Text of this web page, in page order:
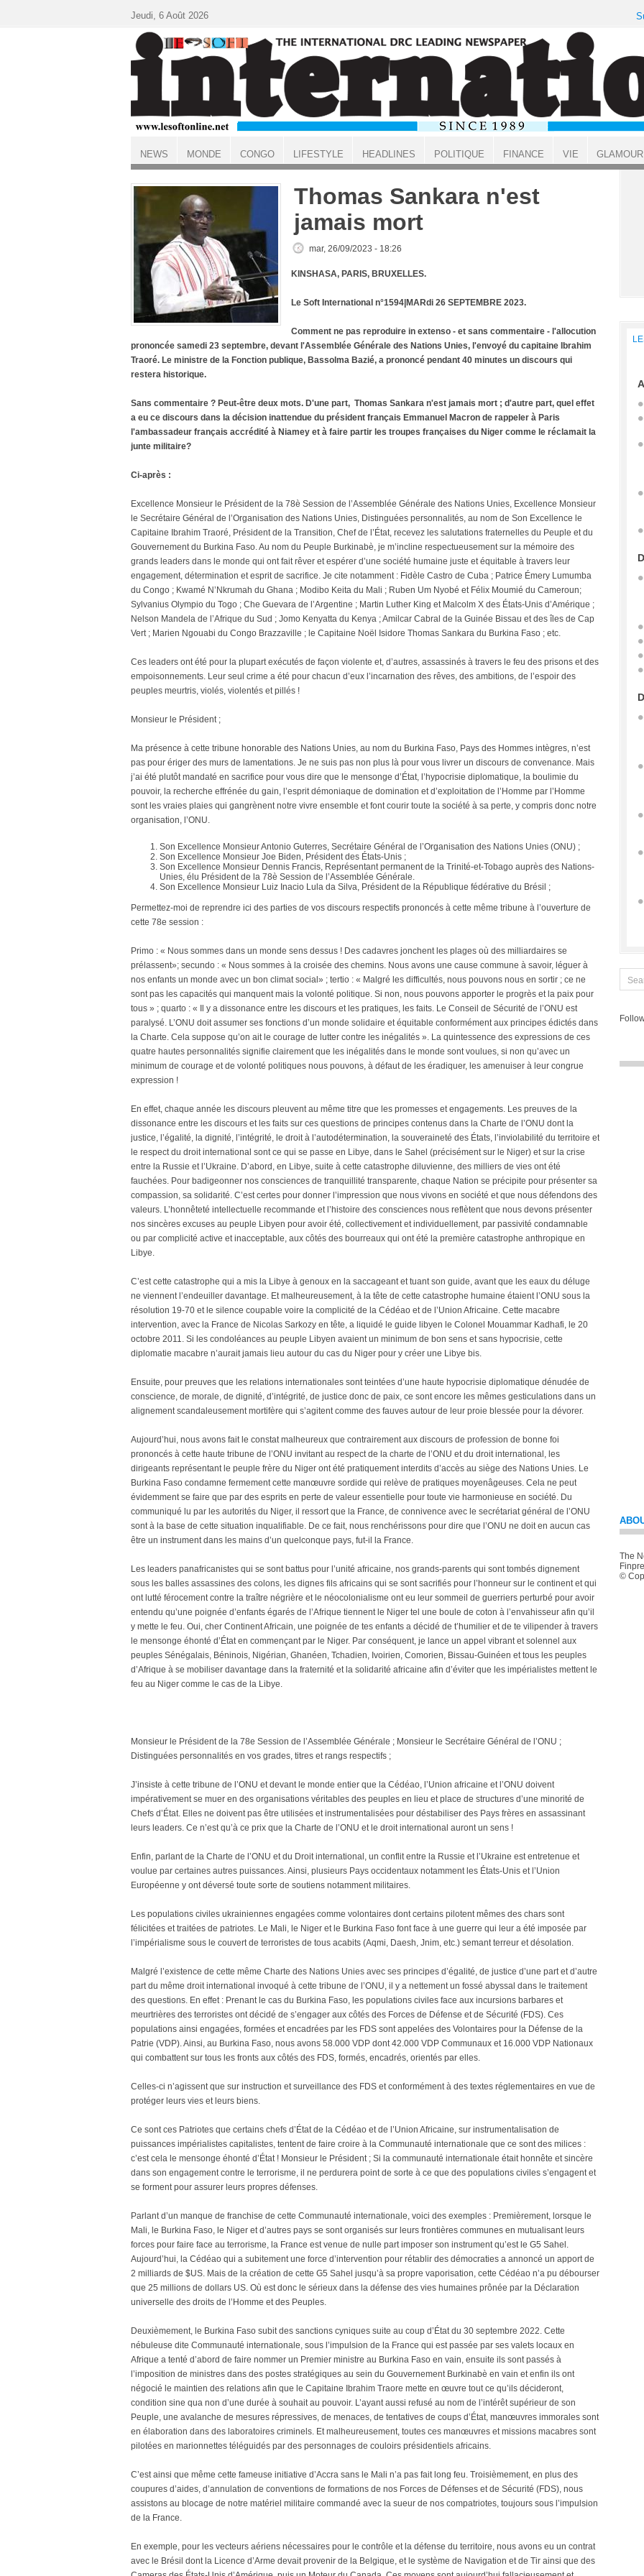
ACCUEIL
Thomas Sankara n'est
jamais mort
mar, 26/09/2023 - 18:26
KINSHASA, PARIS, BRUXELLES.
Le Soft International n°1594|MARdi 26 SEPTEMBRE 2023.
Comment ne pas reproduire in extenso - et sans commentaire - l'allocution
prononcée samedi 23 septembre, devant l'Assemblée Générale des Nations Unies, l'envoyé du capitaine Ibrahim
Traoré. Le ministre de la Fonction publique, Bassolma Bazié, a prononcé pendant 40 minutes un discours qui
restera historique.
Sans commentaire ? Peut-être deux mots. D'une part, Thomas Sankara n'est jamais mort ; d'autre part, quel effet
a eu ce discours dans la décision inattendue du président français Emmanuel Macron de rappeler à Paris
l'ambassadeur français accrédité à Niamey et à faire partir les troupes françaises du Niger comme le réclamait la
junte militaire?
Ci-après :
Excellence Monsieur le Président de la 78è Session de l’Assemblée Générale des Nations Unies, Excellence Monsieur
le Secrétaire Général de l’Organisation des Nations Unies, Distinguées personnalités, au nom de Son Excellence le
Capitaine Ibrahim Traoré, Président de la Transition, Chef de l’État, recevez les salutations fraternelles du Peuple et du
Gouvernement du Burkina Faso. Au nom du Peuple Burkinabè, je m’incline respectueusement sur la mémoire des
grands leaders dans le monde qui ont fait rêver et espérer d’une société humaine juste et équitable à travers leur
engagement, détermination et esprit de sacrifice. Je cite notamment : Fidèle Castro de Cuba ; Patrice Émery Lumumba
du Congo ; Kwamé N’Nkrumah du Ghana ; Modibo Keita du Mali ; Ruben Um Nyobé et Félix Moumié du Cameroun;
Sylvanius Olympio du Togo ; Che Guevara de l’Argentine ; Martin Luther King et Malcolm X des États-Unis d’Amérique ;
Nelson Mandela de l’Afrique du Sud ; Jomo Kenyatta du Kenya ; Amilcar Cabral de la Guinée Bissau et des îles de Cap
Vert ; Marien Ngouabi du Congo Brazzaville ; le Capitaine Noël Isidore Thomas Sankara du Burkina Faso ; etc.
Ces leaders ont été pour la plupart exécutés de façon violente et, d’autres, assassinés à travers le feu des prisons et des
empoisonnements. Leur seul crime a été pour chacun d’eux l’incarnation des rêves, des ambitions, de l’espoir des
peuples meurtris, violés, violentés et pillés !
Monsieur le Président ;
Ma présence à cette tribune honorable des Nations Unies, au nom du Burkina Faso, Pays des Hommes intègres, n’est
pas pour ériger des murs de lamentations. Je ne suis pas non plus là pour vous livrer un discours de convenance. Mais
j’ai été plutôt mandaté en sacrifice pour vous dire que le mensonge d’État, l’hypocrisie diplomatique, la boulimie du
pouvoir, la recherche effrénée du gain, l’esprit démoniaque de domination et d’exploitation de l’Homme par l’Homme
sont les vraies plaies qui gangrènent notre vivre ensemble et font courir toute la société à sa perte, y compris donc notre
organisation, l’ONU.
Son Excellence Monsieur Antonio Guterres, Secrétaire Général de l’Organisation des Nations Unies (ONU) ;
Son Excellence Monsieur Joe Biden, Président des États-Unis ;
Son Excellence Monsieur Dennis Francis, Représentant permanent de la Trinité-et-Tobago auprès des Nations-
Unies, élu Président de la 78è Session de l’Assemblée Générale.
Son Excellence Monsieur Luiz Inacio Lula da Silva, Président de la République fédérative du Brésil ;
Permettez-moi de reprendre ici des parties de vos discours respectifs prononcés à cette même tribune à l’ouverture de
cette 78e session :
Primo : « Nous sommes dans un monde sens dessus ! Des cadavres jonchent les plages où des milliardaires se
prélassent»; secundo : « Nous sommes à la croisée des chemins. Nous avons une cause commune à savoir, léguer à
nos enfants un monde avec un bon climat social» ; tertio : « Malgré les difficultés, nous pouvons nous en sortir ; ce ne
sont pas les capacités qui manquent mais la volonté politique. Si non, nous pouvons apporter le progrès et la paix pour
tous » ; quarto : « Il y a dissonance entre les discours et les pratiques, les faits. Le Conseil de Sécurité de l’ONU est
paralysé. L’ONU doit assumer ses fonctions d’un monde solidaire et équitable conformément aux principes édictés dans
la Charte. Cela suppose qu’on ait le courage de lutter contre les inégalités ». La quintessence des expressions de ces
quatre hautes personnalités signifie clairement que les inégalités dans le monde sont voulues, si non qu’avec un
minimum de courage et de volonté politiques nous pouvons, à défaut de les éradiquer, les amenuiser à leur congrue
expression !
En effet, chaque année les discours pleuvent au même titre que les promesses et engagements. Les preuves de la
dissonance entre les discours et les faits sur ces questions de principes contenus dans la Charte de l’ONU dont la
justice, l’égalité, la dignité, l’intégrité, le droit à l’autodétermination, la souveraineté des États, l’inviolabilité du territoire et
le respect du droit international sont ce qui se passe en Libye, dans le Sahel (précisément sur le Niger) et sur la crise
entre la Russie et l’Ukraine. D’abord, en Libye, suite à cette catastrophe diluvienne, des milliers de vies ont été
fauchées. Pour badigeonner nos consciences de tranquillité transparente, chaque Nation se précipite pour présenter sa
compassion, sa solidarité. C’est certes pour donner l’impression que nous vivons en société et que nous défendons des
valeurs. L’honnêteté intellectuelle recommande et l’histoire des consciences nous reflètent que nous devons présenter
nos sincères excuses au peuple Libyen pour avoir été, collectivement et individuellement, par passivité condamnable
ou par complicité active et inacceptable, aux côtés des bourreaux qui ont été la première catastrophe anthropique en
Libye.
C’est cette catastrophe qui a mis la Libye à genoux en la saccageant et tuant son guide, avant que les eaux du déluge
ne viennent l’endeuiller davantage. Et malheureusement, à la tête de cette catastrophe humaine étaient l’ONU sous la
résolution 19-70 et le silence coupable voire la complicité de la Cédéao et de l’Union Africaine. Cette macabre
intervention, avec la France de Nicolas Sarkozy en tête, a liquidé le guide libyen le Colonel Mouammar Kadhafi, le 20
octobre 2011. Si les condoléances au peuple Libyen avaient un minimum de bon sens et sans hypocrisie, cette
diplomatie macabre n’aurait jamais lieu autour du cas du Niger pour y créer une Libye bis.
Ensuite, pour preuves que les relations internationales sont teintées d’une haute hypocrisie diplomatique dénudée de
conscience, de morale, de dignité, d’intégrité, de justice donc de paix, ce sont encore les mêmes gesticulations dans un
alignement scandaleusement mortifère qui s’agitent comme des fauves autour de leur proie blessée pour la dévorer.
Aujourd’hui, nous avons fait le constat malheureux que contrairement aux discours de profession de bonne foi
prononcés à cette haute tribune de l’ONU invitant au respect de la charte de l’ONU et du droit international, les
dirigeants représentant le peuple frère du Niger ont été pratiquement interdits d’accès au siège des Nations Unies. Le
Burkina Faso condamne fermement cette manœuvre sordide qui relève de pratiques moyenâgeuses. Cela ne peut
évidemment se faire que par des esprits en perte de valeur essentielle pour toute vie harmonieuse en société. Du
communiqué lu par les autorités du Niger, il ressort que la France, de connivence avec le secrétariat général de l’ONU
sont à la base de cette situation inqualifiable. De ce fait, nous renchérissons pour dire que l’ONU ne doit en aucun cas
être un instrument dans les mains d’un quelconque pays, fut-il la France.
Les leaders panafricanistes qui se sont battus pour l’unité africaine, nos grands-parents qui sont tombés dignement
sous les balles assassines des colons, les dignes fils africains qui se sont sacrifiés pour l’honneur sur le continent et qui
ont lutté férocement contre la traître négrière et le néocolonialisme ont eu leur sommeil de guerriers perturbé pour avoir
entendu qu’une poignée d’enfants égarés de l’Afrique tiennent le Niger tel une boule de coton à l’envahisseur afin qu’il
y mette le feu. Oui, cher Continent Africain, une poignée de tes enfants a décidé de t’humilier et de te vilipender à travers
le mensonge éhonté d’État en commençant par le Niger. Par conséquent, je lance un appel vibrant et solennel aux
peuples Sénégalais, Béninois, Nigérian, Ghanéen, Tchadien, Ivoirien, Comorien, Bissau-Guinéen et tous les peuples
d’Afrique à se mobiliser davantage dans la fraternité et la solidarité africaine afin d’éviter que les impérialistes mettent le
feu au Niger comme le cas de la Libye.
Monsieur le Président de la 78e Session de l’Assemblée Générale ; Monsieur le Secrétaire Général de l’ONU ;
Distinguées personnalités en vos grades, titres et rangs respectifs ;
J’insiste à cette tribune de l’ONU et devant le monde entier que la Cédéao, l’Union africaine et l’ONU doivent
impérativement se muer en des organisations véritables des peuples en lieu et place de structures d’une minorité de
Chefs d’État. Elles ne doivent pas être utilisées et instrumentalisées pour déstabiliser des Pays frères en assassinant
leurs leaders. Ce n’est qu’à ce prix que la Charte de l’ONU et le droit international auront un sens !
Enfin, parlant de la Charte de l’ONU et du Droit international, un conflit entre la Russie et l’Ukraine est entretenue et
voulue par certaines autres puissances. Ainsi, plusieurs Pays occidentaux notamment les États-Unis et l’Union
Européenne y ont déversé toute sorte de soutiens notamment militaires.
Les populations civiles ukrainiennes engagées comme volontaires dont certains pilotent mêmes des chars sont
félicitées et traitées de patriotes. Le Mali, le Niger et le Burkina Faso font face à une guerre qui leur a été imposée par
l’impérialisme sous le couvert de terroristes de tous acabits (Aqmi, Daesh, Jnim, etc.) semant terreur et désolation.
Malgré l’existence de cette même Charte des Nations Unies avec ses principes d’égalité, de justice d’une part et d’autre
part du même droit international invoqué à cette tribune de l’ONU, il y a nettement un fossé abyssal dans le traitement
des questions. En effet : Prenant le cas du Burkina Faso, les populations civiles face aux incursions barbares et
meurtrières des terroristes ont décidé de s’engager aux côtés des Forces de Défense et de Sécurité (FDS). Ces
populations ainsi engagées, formées et encadrées par les FDS sont appelées des Volontaires pour la Défense de la
Patrie (VDP). Ainsi, au Burkina Faso, nous avons 58.000 VDP dont 42.000 VDP Communaux et 16.000 VDP Nationaux
qui combattent sur tous les fronts aux côtés des FDS, formés, encadrés, orientés par elles.
Celles-ci n’agissent que sur instruction et surveillance des FDS et conformément à des textes réglementaires en vue de
protéger leurs vies et leurs biens.
Ce sont ces Patriotes que certains chefs d’État de la Cédéao et de l’Union Africaine, sur instrumentalisation de
puissances impérialistes capitalistes, tentent de faire croire à la Communauté internationale que ce sont des milices :
c’est cela le mensonge éhonté d’État ! Monsieur le Président ; Si la communauté internationale était honnête et sincère
dans son engagement contre le terrorisme, il ne perdurera point de sorte à ce que des populations civiles s’engagent et
se forment pour assurer leurs propres défenses.
Parlant d’un manque de franchise de cette Communauté internationale, voici des exemples : Premièrement, lorsque le
Mali, le Burkina Faso, le Niger et d’autres pays se sont organisés sur leurs frontières communes en mutualisant leurs
forces pour faire face au terrorisme, la France est venue de nulle part imposer son instrument qu’est le G5 Sahel.
Aujourd’hui, la Cédéao qui a subitement une force d’intervention pour rétablir des démocraties a annoncé un apport de
2 milliards de $US. Mais de la création de cette G5 Sahel jusqu’à sa propre vaporisation, cette Cédéao n’a pu débourser
que 25 millions de dollars US. Où est donc le sérieux dans la défense des vies humaines prônée par la Déclaration
universelle des droits de l’Homme et des Peuples.
Deuxièmement, le Burkina Faso subit des sanctions cyniques suite au coup d’État du 30 septembre 2022. Cette
nébuleuse dite Communauté internationale, sous l’impulsion de la France qui est passée par ses valets locaux en
Afrique a tenté d’abord de faire nommer un Premier ministre au Burkina Faso en vain, ensuite ils sont passés à
l’imposition de ministres dans des postes stratégiques au sein du Gouvernement Burkinabè en vain et enfin ils ont
négocié le maintien des relations afin que le Capitaine Ibrahim Traore mette en œuvre tout ce qu’ils décideront,
condition sine qua non d’une durée à souhait au pouvoir. L’ayant aussi refusé au nom de l’intérêt supérieur de son
Peuple, une avalanche de mesures répressives, de menaces, de tentatives de coups d’État, manœuvres immorales sont
en élaboration dans des laboratoires criminels. Et malheureusement, toutes ces manœuvres et missions macabres sont
pilotées en marionnettes téléguidés par des personnages de couloirs présidentiels africains.
C’est ainsi que même cette fameuse initiative d’Accra sans le Mali n’a pas fait long feu. Troisièmement, en plus des
coupures d’aides, d’annulation de conventions de formations de nos Forces de Défenses et de Sécurité (FDS), nous
assistons au blocage de notre matériel militaire commandé avec la sueur de nos compatriotes, toujours sous l’impulsion
de la France.
En exemple, pour les vecteurs aériens nécessaires pour le contrôle et la défense du territoire, nous avons eu un contrat
avec le Brésil dont la Licence d’Arme devait provenir de la Belgique, et le système de Navigation et de Tir ainsi que des
The
©
Jeudi, 6 Août 2026
NEWS MONDE CONGO LIFESTYLE HEADLINES POLITIQUE FINANCE VIE GLAMOUR